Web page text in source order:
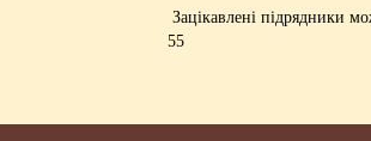
Зацікавлені підрядники
55